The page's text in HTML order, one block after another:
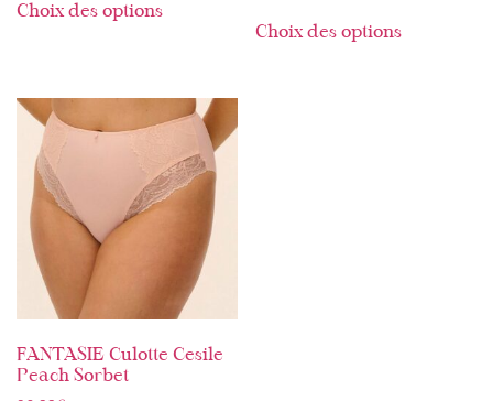
Choix des options
Choix des options
FANTASIE Culotte Cesile
Peach Sorbet